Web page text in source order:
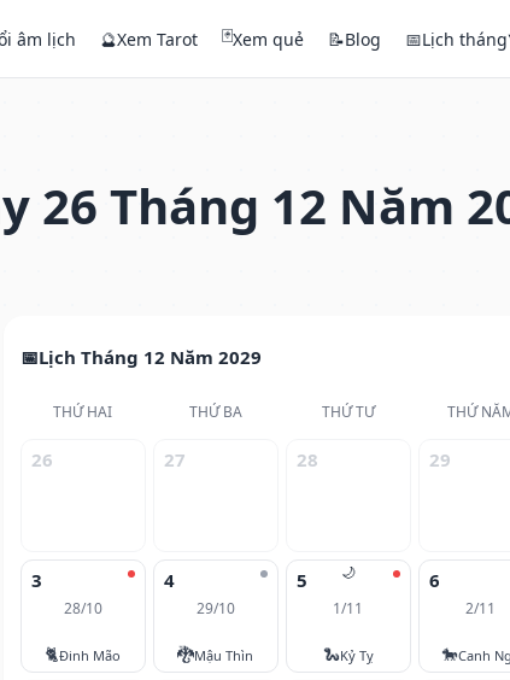
âm lịch 🔮Xem Tarot 🃏Xem quẻ 📝Blog 📅Lịch tháng
26 Tháng 12 Năm
Lịch Tháng 12 Năm 2029
THỨ HAI THỨ BA THỨ TƯ THỨ
26 27 28 29
3
28/10
🐈Đinh Mão
4
29/10
🐉Mậu Thìn
🌙
5
1/11
🐍Kỷ Tỵ
6
2/11
🐎Canh